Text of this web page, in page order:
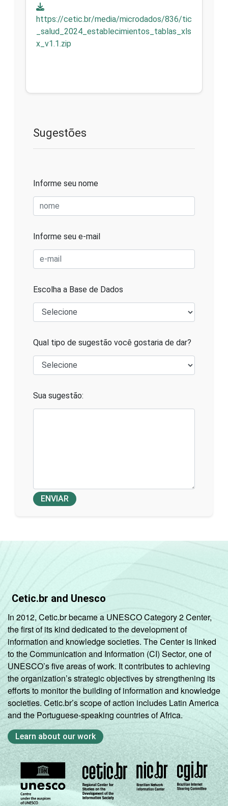
https://cetic.br/media/microdados/836/tic
_salud_2024_establecimientos_tablas_xls
x_v1.1.zip
Sugestões
Informe seu nome
Informe seu e-mail
Escolha a Base de Dados
Qual tipo de sugestão você gostaria de dar?
Sua sugestão:
ENVIAR
Cetic.br and Unesco
In 2012, Cetic.br became a UNESCO Category 2 Center,
the first of its kind dedicated to the development of
information and knowledge societies. The Center is linked
to the Communication and Information (CI) Sector, one of
UNESCO’s five areas of work. It contributes to achieving
the organization’s strategic objectives by strengthening its
efforts to monitor the building of information and knowledge
societies. Cetic.br’s scope of action includes Latin America
and the Portuguese-speaking countries of Africa.
Learn about our work